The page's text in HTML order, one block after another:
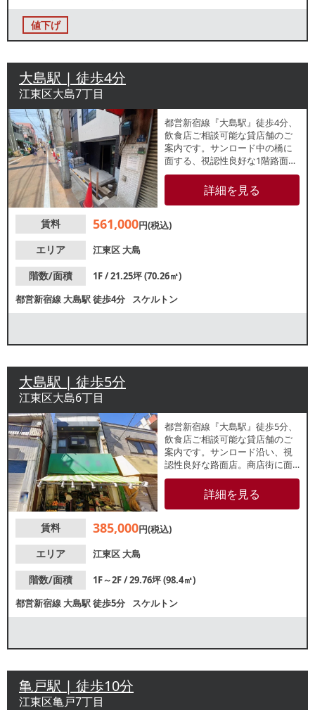
値下げ
大島駅 | 徒歩4分
江東区大島7丁目
都営新宿線『大島駅』徒歩4分、
飲食店ご相談可能な貸店舗のご
案内です。サンロード中の橋に
面する、視認性良好な1階路面
店。日常的に多くの人々が行き
交う通りのため、安定した集客
が期待できます。諸条件等、お
詳細を見る
賃料 561,000円(税込)
エリア
江東区 大島
階数/面積
1F / 21.25坪 (70.26㎡)
都営新宿線 大島駅徒歩4分 スケルトン
大島駅 | 徒歩5分
江東区大島6丁目
都営新宿線『大島駅』徒歩5分、
飲食店ご相談可能な貸店舗のご
案内です。サンロード沿い、視
認性良好な路面店。商店街に面
しており、地域密着型の業種に
最適な立地です。諸条件等、お
気軽にお問合せください。
詳細を見る
賃料 385,000円(税込)
エリア
江東区 大島
階数/面積
1F～2F / 29.76坪 (98.4㎡)
都営新宿線 大島駅徒歩5分 スケルトン
亀戸駅 | 徒歩10分
江東区亀戸7丁目